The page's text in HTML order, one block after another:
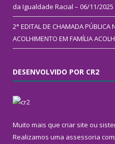
da Igualdade Racial – 06/11/2025
2° EDITAL DE CHAMADA PÚBLICA
ACOLHIMENTO EM FAMÍLIA
DESENVOLVIDO POR CR2
Muito mais que criar site ou
Realizamos uma assessoria